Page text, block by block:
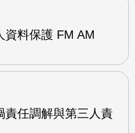
資料保護 FM AM
責任調解與第三人責